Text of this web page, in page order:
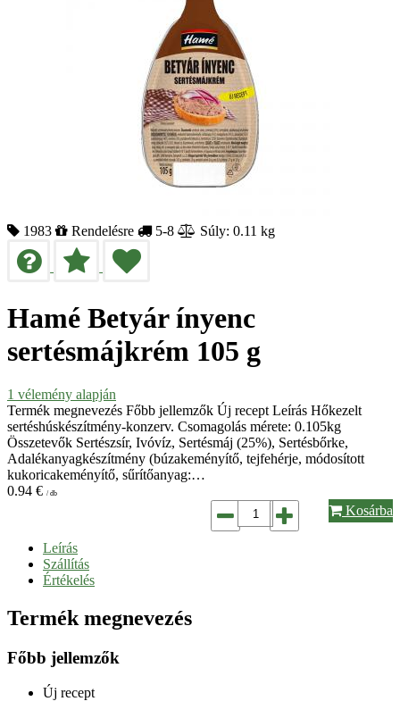
1983 Rendelésre 5-8 Súly: 0.11 kg
Hamé Betyár ínyenc
sertésmájkrém 105 g
1 vélemény alapján
Termék megnevezés Főbb jellemzők Új recept Leírás Hőkezelt
sertéshúskészítmény-konzerv. Csomagolás mérete: 0.105kg
Összetevők Sertészsír, Ivóvíz, Sertésmáj (25%), Sertésbőrke,
Adalékanyagkészítmény (búzakeményítő, tejfehérje, módosított
kukoricakeményítő, sűrítőanyag:…
0.94 € / db
Kosárba
Leírás
Szállítás
Értékelés
Termék megnevezés
Főbb jellemzők
Új recept